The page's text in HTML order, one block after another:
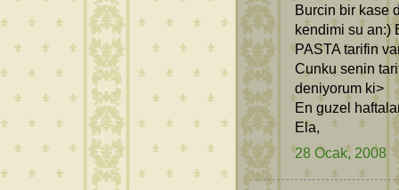
Burcin bir kase
kendimi su an:)
PASTA tarifin
Cunku senin
deniyorum ki>
En guzel
Ela,
28 Ocak, 2008